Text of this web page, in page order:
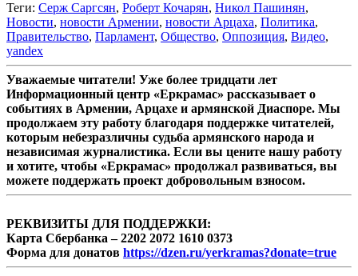
Теги: Серж Саргсян, Роберт Кочарян, Никол Пашинян,
Новости, новости Армении, новости Арцаха, Политика,
Правительство, Парламент, Общество, Оппозиция, Видео,
yandex
Уважаемые читатели! Уже более тридцати лет
Информационный центр «Еркрамас» рассказывает о
событиях в Армении, Арцахе и армянской Диаспоре. Мы
продолжаем эту работу благодаря поддержке читателей,
которым небезразличны судьба армянского народа и
независимая журналистика. Если вы цените нашу работу
и хотите, чтобы «Еркрамас» продолжал развиваться, вы
можете поддержать проект добровольным взносом.
РЕКВИЗИТЫ ДЛЯ ПОДДЕРЖКИ:
Карта Сбербанка – 2202 2072 1610 0373
Форма для донатов https://dzen.ru/yerkramas?donate=true